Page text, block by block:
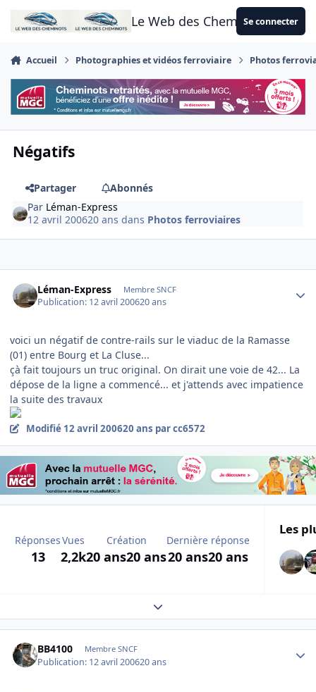
Aller au contenu
Le Web des CheminotsSe connecter
Accueil Photographies et vidéos ferroviaire Photos
Négatifs
Partager
Abonnés
Par Léman-Express
12 avril 200620 ans dans Photos ferroviaires
Léman-Express Membre SNCF
Publication: 12 avril 200620 ans
voici un négatif de contre-rails sur le viaduc de la Ramasse
(01) entre Bourg et La Cluse...
çà fait toujours un truc original. On dirait une voie de 42... La
dépose de la ligne a commencé... et j'attends avec impatience
la suite des travaux
Modifié 12 avril 200620 ans par cc6572
Réponses
13
Vues
2,2k
Création
20 ans20 ans
Dernière réponse
20 ans20 ans
Les
Expand topic overview
BB4100 Membre SNCF
Publication: 12 avril 200620 ans